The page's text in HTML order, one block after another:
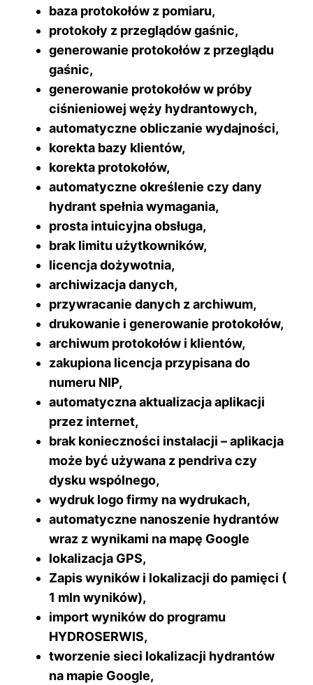
baza protokołów z pomiaru,
protokoły z przeglądów gaśnic,
generowanie protokołów z przeglądu
gaśnic,
generowanie protokołów w próby
ciśnieniowej węży hydrantowych,
automatyczne obliczanie wydajności,
korekta bazy klientów,
korekta protokołów,
automatyczne określenie czy dany
hydrant spełnia wymagania,
prosta intuicyjna obsługa,
brak limitu użytkowników,
licencja dożywotnia,
archiwizacja danych,
przywracanie danych z archiwum,
drukowanie i generowanie protokołów,
archiwum protokołów i klientów,
zakupiona licencja przypisana do
numeru NIP,
automatyczna aktualizacja aplikacji
przez internet,
brak konieczności instalacji – aplikacja
może być używana z pendriva czy
dysku wspólnego,
wydruk logo firmy na wydrukach,
automatyczne nanoszenie hydrantów
wraz z wynikami na mapę Google
lokalizacja GPS,
Zapis wyników i lokalizacji do pamięci (
1 mln wyników),
import wyników do programu
HYDROSERWIS,
tworzenie sieci lokalizacji hydrantów
na mapie Google,